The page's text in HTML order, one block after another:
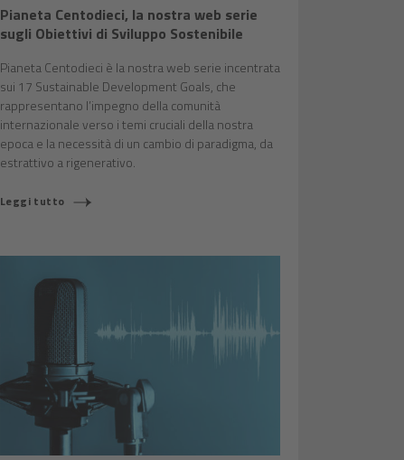
Pianeta Centodieci, la nostra web serie
sugli Obiettivi di Sviluppo Sostenibile
Pianeta Centodieci è la nostra web serie incentrata
sui 17 Sustainable Development Goals, che
rappresentano l’impegno della comunità
internazionale verso i temi cruciali della nostra
epoca e la necessità di un cambio di paradigma, da
estrattivo a rigenerativo.
Leggi tutto